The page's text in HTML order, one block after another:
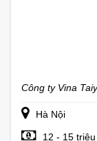
Công ty Vina
Hà Nội
12 - 15